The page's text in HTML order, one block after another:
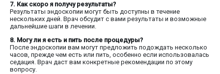
7. Как скоро я получу результаты?
Результаты эндоскопии могут быть доступны в течение
нескольких дней. Врач обсудит с вами результаты и возможные
дальнейшие шаги в лечении.
8. Могу ли я есть и пить после процедуры?
После эндоскопии вам могут предложить подождать несколько
часов, прежде чем есть или пить, особенно если использовалась
седация. Врач даст вам конкретные рекомендации по этому
вопросу.